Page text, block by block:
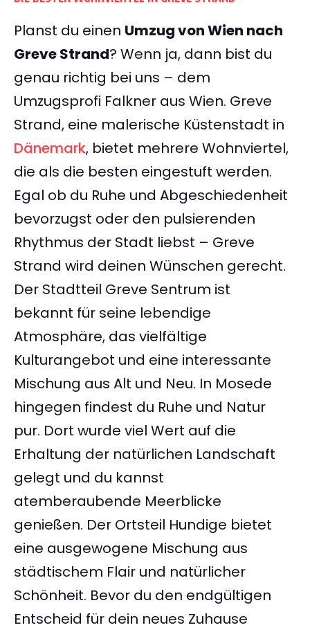
Planst du einen Umzug von Wien nach
Greve Strand? Wenn ja, dann bist du
genau richtig bei uns – dem
Umzugsprofi Falkner aus Wien. Greve
Strand, eine malerische Küstenstadt in
Dänemark, bietet mehrere Wohnviertel,
die als die besten eingestuft werden.
Egal ob du Ruhe und Abgeschiedenheit
bevorzugst oder den pulsierenden
Rhythmus der Stadt liebst – Greve
Strand wird deinen Wünschen gerecht.
Der Stadtteil Greve Sentrum ist
bekannt für seine lebendige
Atmosphäre, das vielfältige
Kulturangebot und eine interessante
Mischung aus Alt und Neu. In Mosede
hingegen findest du Ruhe und Natur
pur. Dort wurde viel Wert auf die
Erhaltung der natürlichen Landschaft
gelegt und du kannst
atemberaubende Meerblicke
genießen. Der Ortsteil Hundige bietet
eine ausgewogene Mischung aus
städtischem Flair und natürlicher
Schönheit. Bevor du den endgültigen
Entscheid für dein neues Zuhause